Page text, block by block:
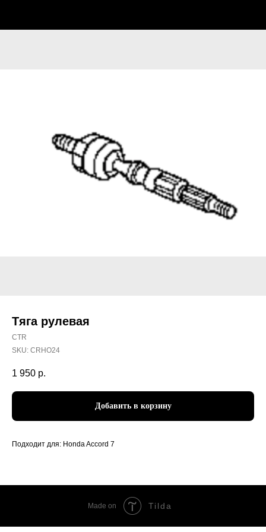
Тяга рулевая
CTR
SKU: CRHO24
1 950 р.
Добавить в корзину
Подходит для: Honda Accord 7
Made on Tilda